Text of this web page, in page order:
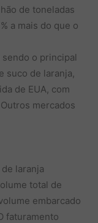
de toneladas
a mais do que o
o principal
suco de laranja,
de EUA, com
mercados
laranja
total de
embarcado
faturamento